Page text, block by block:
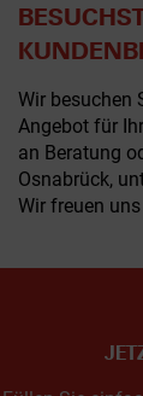
Wir besuchen
Angebot für
an Beratung
Osnabrück,
Wir freuen